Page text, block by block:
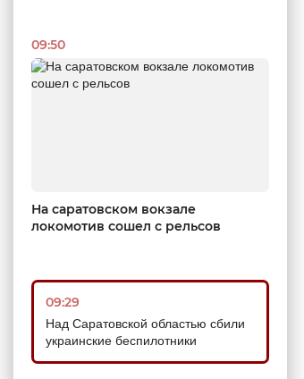
09:50
На саратовском вокзале
локомотив сошел с рельсов
09:29
Над Саратовской областью сбили
украинские беспилотники